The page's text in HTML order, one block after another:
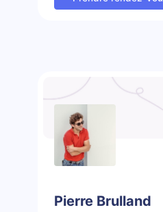
Pierre Brulland